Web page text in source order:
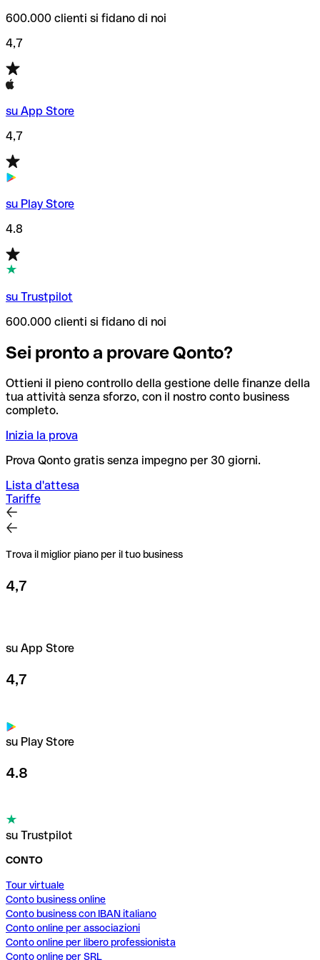
600.000 clienti si fidano di noi
4,7
su App Store
4,7
su Play Store
4.8
su Trustpilot
600.000 clienti si fidano di noi
Sei pronto a provare Qonto?
Ottieni il pieno controllo della gestione delle finanze della
tua attività senza sforzo, con il nostro conto business
completo.
Inizia la prova
Prova Qonto gratis senza impegno per 30 giorni.
Lista d'attesa
Tariffe
Trova il miglior piano per il tuo business
4,7
su App Store
4,7
su Play Store
4.8
su Trustpilot
CONTO
Tour virtuale
Conto business online
Conto business con IBAN italiano
Conto online per associazioni
Conto online per libero professionista
Conto online per SRL